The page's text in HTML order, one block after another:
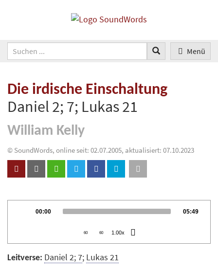
Menü
Die irdische Einschaltung
Daniel 2; 7; Lukas 21
William Kelly
© SoundWords, online seit: 02.07.2005, aktualisiert: 07.10.2023
Current
00:00 Total
05:49
60 60 1.00x
Leitverse: Daniel 2; 7; Lukas 21